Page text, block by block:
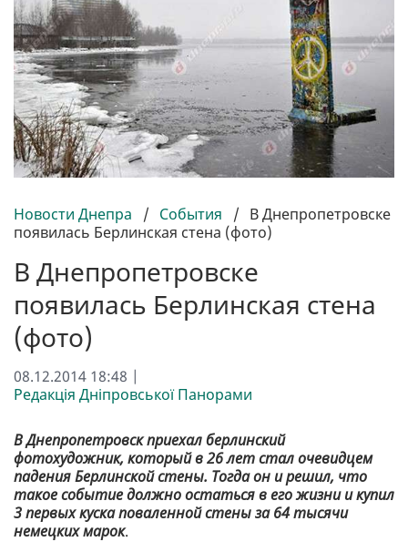
Новости Днепра / События / В Днепропетровске
появилась Берлинская стена (фото)
В Днепропетровске
появилась Берлинская стена
(фото)
08.12.2014 18:48 |
Редакція Дніпровської Панорами
В Днепропетровск приехал берлинский
фотохудожник, который в 26 лет стал очевидцем
падения Берлинской стены. Тогда он и решил, что
такое событие должно остаться в его жизни и купил
3 первых куска поваленной стены за 64 тысячи
немецких марок.